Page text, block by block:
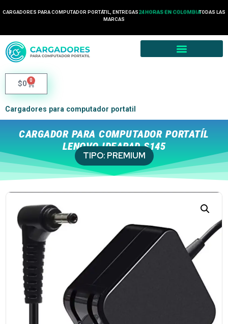
CARGADORES PARA COMPUTADOR PORTÁTIL, ENTREGAS 24 HORAS EN COLOMBIATODAS LAS
MARCAS
$0 0
Cargadores para computador portatil
CARGADOR PARA COMPUTADOR PORTATÍL
LENOVO IDEAPAD S145
TIPO: PREMIUM